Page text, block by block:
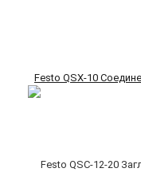
Festo QSX-10